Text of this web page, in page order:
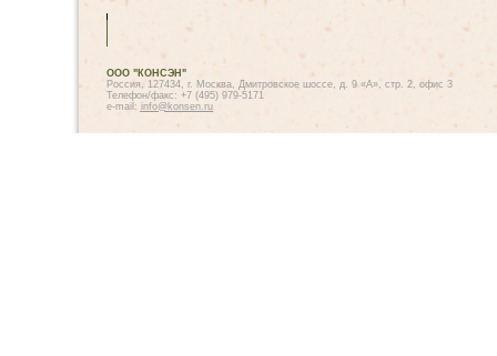
ООО "КОНСЭН"
Россия, 127434, г. Москва, Дмитровское шоссе, д. 9 «А», стр. 2, офис 3
Телефон/факс: +7 (495) 979-5171
e-mail: info@konsen.ru